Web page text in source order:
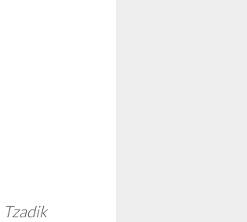
Tzadik